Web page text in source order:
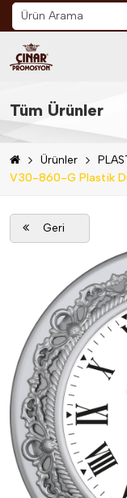
Ana Sayfa
Hakkımızda
Sektör
Mail Order
İletişim
Tüm Ürünler
Ürünler
V30-860-G Plastik
Geri